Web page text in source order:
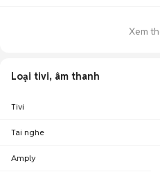
Xem
Loại tivi, âm thanh
Tivi
Tai nghe
Amply